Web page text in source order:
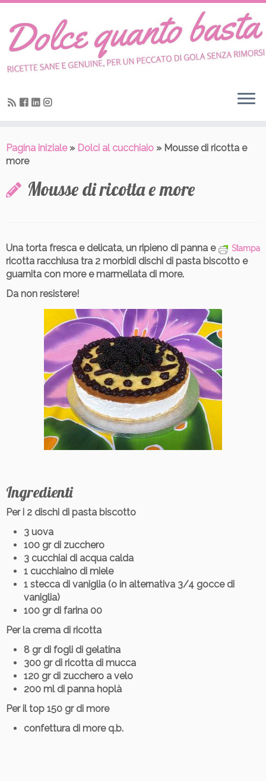
Skip
content
Pagina iniziale » Dolci al cucchiaio » Mousse di ricotta e
more
Mousse di ricotta e more
Stampa
Una torta fresca e delicata, un ripieno di panna e
ricotta racchiusa tra 2 morbidi dischi di pasta biscotto e
guarnita con more e marmellata di more.
Da non resistere!
Ingredienti
Per i 2 dischi di pasta biscotto
3 uova
100 gr di zucchero
3 cucchiai di acqua calda
1 cucchiaino di miele
1 stecca di vaniglia (o in alternativa 3/4 gocce di
vaniglia)
100 gr di farina 00
Per la crema di ricotta
8 gr di fogli di gelatina
300 gr di ricotta di mucca
120 gr di zucchero a velo
200 ml di panna hoplà
Per il top 150 gr di more
confettura di more q.b.